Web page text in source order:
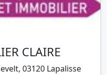
CLAIRE
03120 Lapalisse